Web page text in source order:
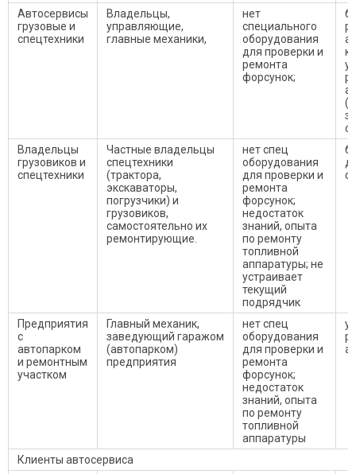
Автосервисы
грузовые и
спецтехники
Владельцы,
управляющие,
главные механики,
нет
специального
оборудования
для проверки и
ремонта
форсунок;
Владельцы
грузовиков и
спецтехники
Частные владельцы
спецтехники
(трактора,
экскаваторы,
погрузчики) и
грузовиков,
самостоятельно их
ремонтирующие.
нет спец
оборудования
для проверки и
ремонта
форсунок;
недостаток
знаний, опыта
по ремонту
топливной
аппаратуры; не
устраивает
текущий
подрядчик
Предприятия
с
автопарком
и ремонтным
участком
Главный механик,
заведующий гаражом
(автопарком)
предприятия
нет спец
оборудования
для проверки и
ремонта
форсунок;
недостаток
знаний, опыта
по ремонту
топливной
аппаратуры
Клиенты автосервиса